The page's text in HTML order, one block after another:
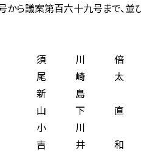
案第百六十九号まで、並び
川 倍
崎 太
島
下 直
川
井 和